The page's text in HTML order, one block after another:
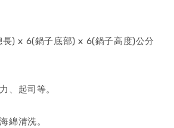
) x 6(鍋子底部) x 6(鍋子高度)公分
、起司等。
綿清洗。